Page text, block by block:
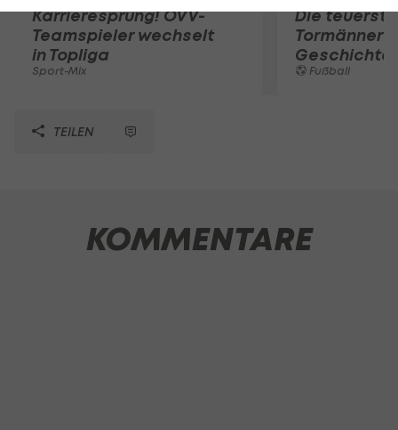
Karrieresprung! ÖVV-
Teamspieler wechselt
in Topliga
Sport-Mix
Die
Tormänner
Geschichte
Fußball
TEILEN
KOMMENTARE